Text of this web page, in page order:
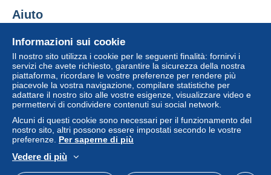
Informazioni sui cookie
Il nostro sito utilizza i cookie per le seguenti finalità: fornirvi i
servizi che avete richiesto, garantire la sicurezza della nostra
piattaforma, ricordare le vostre preferenze per rendere più
piacevole la vostra navigazione, compilare statistiche per
adattare il nostro sito alle vostre esigenze, visualizzare video e
permettervi di condividere contenuti sui social network.
Alcuni di questi cookie sono necessari per il funzionamento del
nostro sito, altri possono essere impostati secondo le vostre
preferenze. Per saperne di più
Vedere di più
Aiuto
Acquistare su Delcampe
Vendere su Delcampe
Un sito sicuro